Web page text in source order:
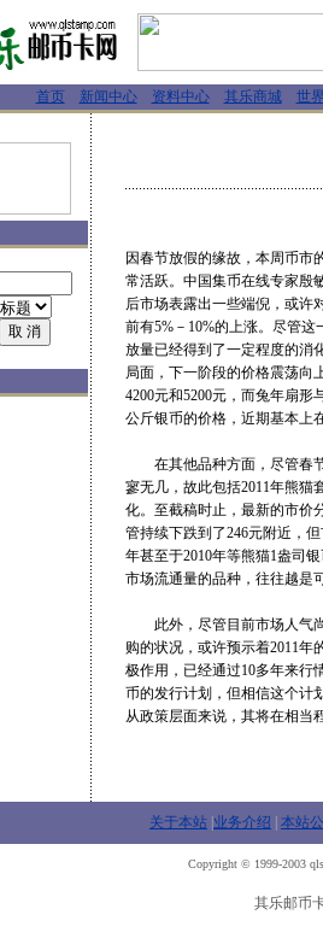
首页 新闻中心 资料中心 其乐商城 世
因春节放假的缘故，本周币市
常活跃。中国集币在线专家殷
后市场表露出一些端倪，或许
前有5%－10%的上涨。尽管
放量已经得到了一定程度的消
局面，下一阶段的价格震荡向
4200元和5200元，而兔年扇形
公斤银币的价格，近期基本上
在其他品种方面，尽管春节
寥无几，故此包括2011年熊猫
化。至截稿时止，最新的市价
管持续下跌到了246元附近，
年甚至于2010年等熊猫1盎司
市场流通量的品种，往往越是
此外，尽管目前市场人气尚
购的状况，或许预示着2011
极作用，已经通过10多年来行
币的发行计划，但相信这个计
从政策层面来说，其将在相当
关于本站 业务介绍 本站
Copyright © 1999-2003
其乐邮币